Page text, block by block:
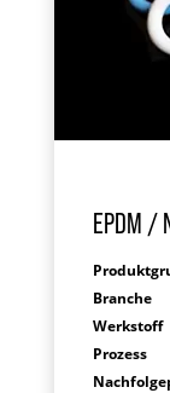
EPDM /
Branche
Werkstoff
Prozess